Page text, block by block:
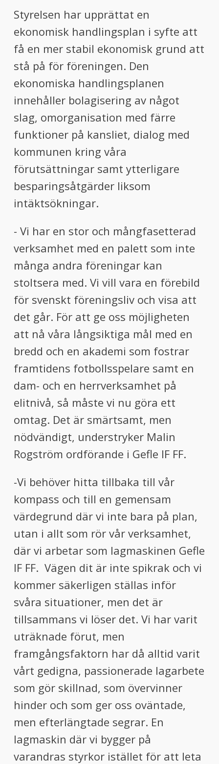
Styrelsen har upprättat en
ekonomisk handlingsplan i syfte att
få en mer stabil ekonomisk grund att
stå på för föreningen. Den
ekonomiska handlingsplanen
innehåller bolagisering av något
slag, omorganisation med färre
funktioner på kansliet, dialog med
kommunen kring våra
förutsättningar samt ytterligare
besparingsåtgärder liksom
intäktsökningar.
- Vi har en stor och mångfasetterad
verksamhet med en palett som inte
många andra föreningar kan
stoltsera med. Vi vill vara en förebild
för svenskt föreningsliv och visa att
det går. För att ge oss möjligheten
att nå våra långsiktiga mål med en
bredd och en akademi som fostrar
framtidens fotbollsspelare samt en
dam- och en herrverksamhet på
elitnivå, så måste vi nu göra ett
omtag. Det är smärtsamt, men
nödvändigt, understryker Malin
Rogström ordförande i Gefle IF FF.
-Vi behöver hitta tillbaka till vår
kompass och till en gemensam
värdegrund där vi inte bara på plan,
utan i allt som rör vår verksamhet,
där vi arbetar som lagmaskinen Gefle
IF FF. Vägen dit är inte spikrak och vi
kommer säkerligen ställas inför
svåra situationer, men det är
tillsammans vi löser det. Vi har varit
uträknade förut, men
framgångsfaktorn har då alltid varit
vårt gedigna, passionerade lagarbete
som gör skillnad, som övervinner
hinder och som ger oss oväntade,
men efterlängtade segrar. En
lagmaskin där vi bygger på
varandras styrkor istället för att leta